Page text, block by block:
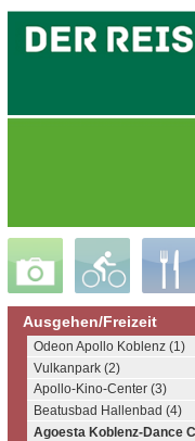
Ausgehen/Freizeit
Odeon Apollo Koblenz (1)
Vulkanpark (2)
Apollo-Kino-Center (3)
Beatusbad Hallenbad (4)
Agoesta Koblenz-Dance